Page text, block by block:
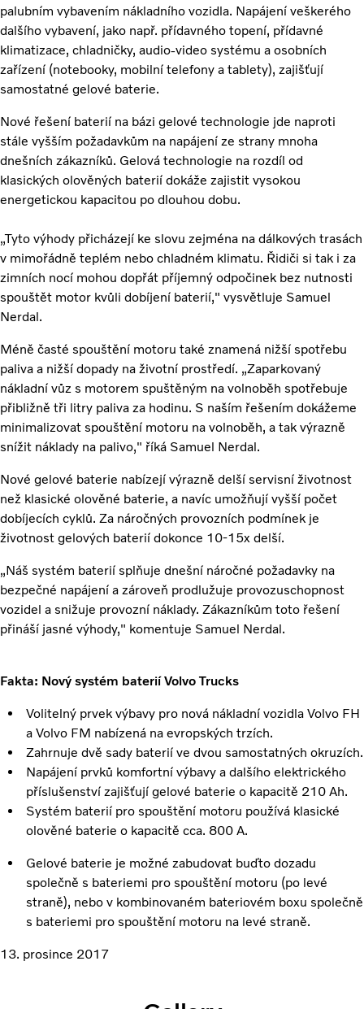
palubním vybavením nákladního vozidla. Napájení veškerého
dalšího vybavení, jako např. přídavného topení, přídavné
klimatizace, chladničky, audio-video systému a osobních
zařízení (notebooky, mobilní telefony a tablety), zajišťují
samostatné gelové baterie.
Nové řešení baterií na bázi gelové technologie jde naproti
stále vyšším požadavkům na napájení ze strany mnoha
dnešních zákazníků. Gelová technologie na rozdíl od
klasických olověných baterií dokáže zajistit vysokou
energetickou kapacitou po dlouhou dobu.
„Tyto výhody přicházejí ke slovu zejména na dálkových trasách
v mimořádně teplém nebo chladném klimatu. Řidiči si tak i za
zimních nocí mohou dopřát příjemný odpočinek bez nutnosti
spouštět motor kvůli dobíjení baterií," vysvětluje Samuel
Nerdal.
Méně časté spouštění motoru také znamená nižší spotřebu
paliva a nižší dopady na životní prostředí. „Zaparkovaný
nákladní vůz s motorem spuštěným na volnoběh spotřebuje
přibližně tři litry paliva za hodinu. S naším řešením dokážeme
minimalizovat spouštění motoru na volnoběh, a tak výrazně
snížit náklady na palivo," říká Samuel Nerdal.
Nové gelové baterie nabízejí výrazně delší servisní životnost
než klasické olověné baterie, a navíc umožňují vyšší počet
dobíjecích cyklů. Za náročných provozních podmínek je
životnost gelových baterií dokonce 10-15x delší.
„Náš systém baterií splňuje dnešní náročné požadavky na
bezpečné napájení a zároveň prodlužuje provozuschopnost
vozidel a snižuje provozní náklady. Zákazníkům toto řešení
přináší jasné výhody," komentuje Samuel Nerdal.
Fakta: Nový systém baterií Volvo Trucks
Volitelný prvek výbavy pro nová nákladní vozidla Volvo FH
a Volvo FM nabízená na evropských trzích.
Zahrnuje dvě sady baterií ve dvou samostatných okruzích.
Napájení prvků komfortní výbavy a dalšího elektrického
příslušenství zajišťují gelové baterie o kapacitě 210 Ah.
Systém baterií pro spouštění motoru používá klasické
olověné baterie o kapacitě cca. 800 A.
Gelové baterie je možné zabudovat buďto dozadu
společně s bateriemi pro spouštění motoru (po levé
straně), nebo v kombinovaném bateriovém boxu společně
s bateriemi pro spouštění motoru na levé straně.
13. prosince 2017